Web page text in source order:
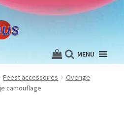
MENU
Feest accessoires
Overige
camouflage